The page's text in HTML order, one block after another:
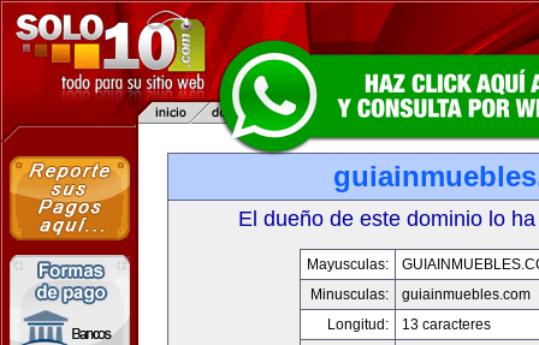
El dueño de este dominio lo
Mayusculas:
Minusculas:
guiainmuebles.com
Longitud:
13 caracteres